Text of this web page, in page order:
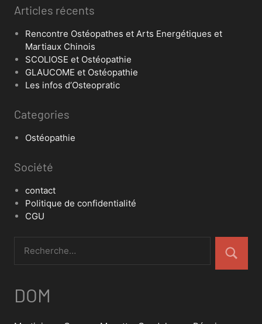
Articles récents
Rencontre Ostéopathes et Arts Energétiques et
Martiaux Chinois
SCOLIOSE et Ostéopathie
GLAUCOME et Ostéopathie
Les infos d’Osteopratic
Categories
Ostéopathie
Société
contact
Politique de confidentialité
CGU
DOM